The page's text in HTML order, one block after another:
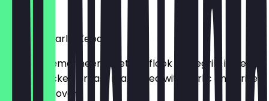
€ 17,00
Kashmiri Garlic Kebab
-Kipfilet gemarineerd met knoflook en gegrild in de klei
oven -Chicken breast marinated with garlic and grilled
in the clay oven